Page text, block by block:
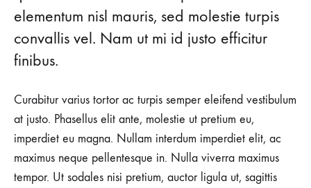
Closet
24
REACTIES
5
SPORTY
YOU
elementum nisl mauris, sed molestie turpis
convallis vel. Nam ut mi id justo efficitur
finibus.
Curabitur varius tortor ac turpis semper eleifend vestibulum
at justo. Phasellus elit ante, molestie ut pretium eu,
imperdiet eu magna. Nullam interdum imperdiet elit, ac
maximus neque pellentesque in. Nulla viverra maximus
tempor. Ut sodales nisi pretium, auctor ligula ut, sagittis